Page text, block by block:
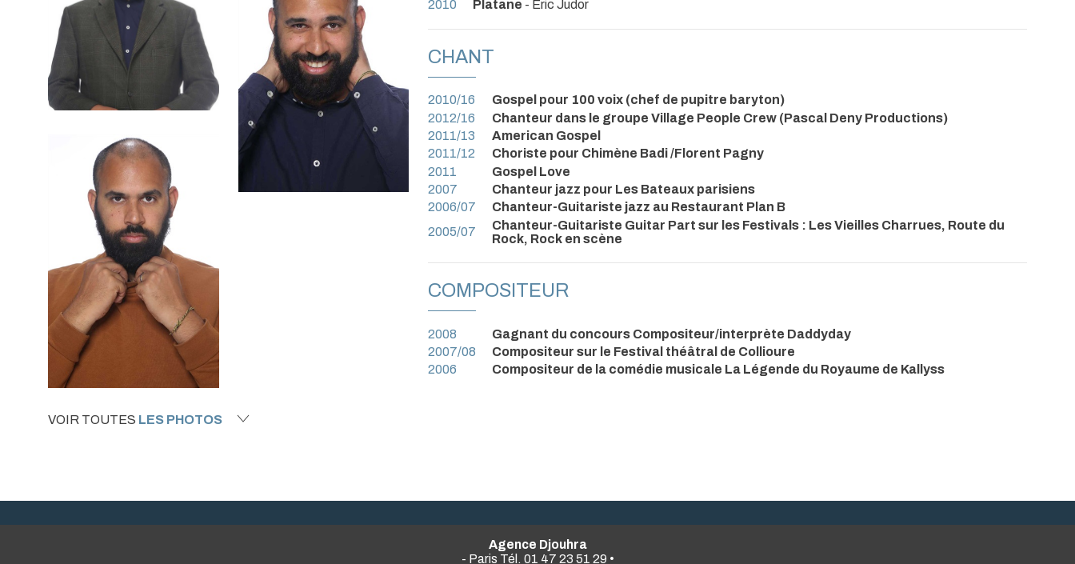
VOIR TOUTES LES PHOTOS
2010
Platane - Eric Judor
CHANT
2010/16
Gospel pour 100 voix (chef de pupitre baryton)
2012/16
Chanteur dans le groupe Village People Crew (Pascal Deny Productions)
2011/13
American Gospel
2011/12
Choriste pour Chimène Badi /Florent Pagny
2011
Gospel Love
2007
Chanteur jazz pour Les Bateaux parisiens
2006/07
Chanteur-Guitariste jazz au Restaurant Plan B
2005/07
Chanteur-Guitariste Guitar Part sur les Festivals : Les Vieilles Charrues, Route du
Rock, Rock en scène
COMPOSITEUR
2008
Gagnant du concours Compositeur/interprète Daddyday
2007/08
Compositeur sur le Festival théâtral de Collioure
2006
Compositeur de la comédie musicale La Légende du Royaume de Kallyss
Agence Djouhra
- Paris Tél. 01 47 23 51 29 •